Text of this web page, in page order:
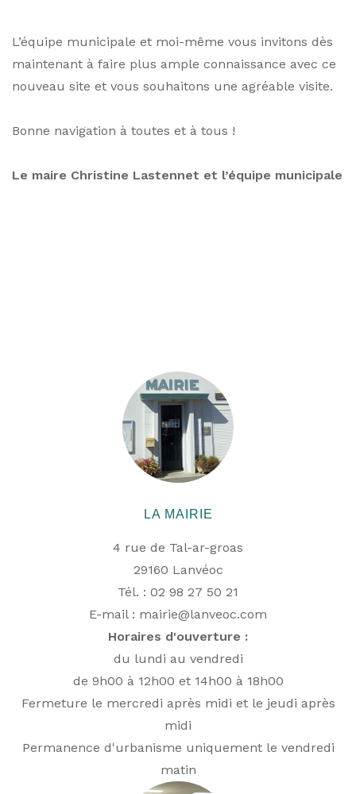
L’équipe municipale et moi-même vous invitons dès
maintenant à faire plus ample connaissance avec ce
nouveau site et vous souhaitons une agréable visite.
Bonne navigation à toutes et à tous !
Le maire Christine Lastennet et l’équipe municipale
LA MAIRIE
4 rue de Tal-ar-groas
29160 Lanvéoc
Tél. : 02 98 27 50 21
E-mail : mairie@lanveoc.com
Horaires d'ouverture :
du lundi au vendredi
de 9h00 à 12h00 et 14h00 à 18h00
Fermeture le mercredi après midi et le jeudi après
midi
Permanence d'urbanisme uniquement le vendredi
matin